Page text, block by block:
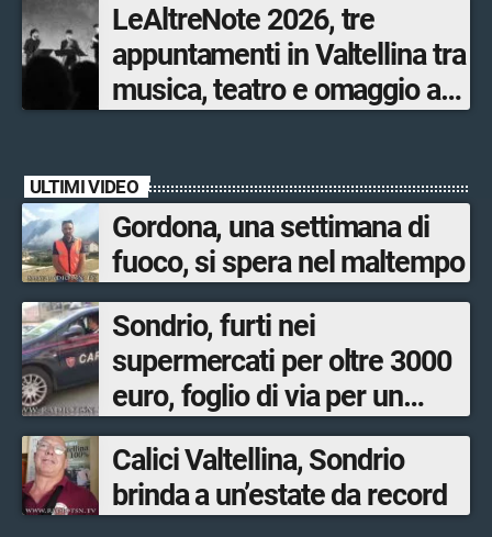
LeAltreNote 2026, tre
appuntamenti in Valtellina tra
musica, teatro e omaggio a
ULTIMI VIDEO
Gordona, una settimana di
fuoco, si spera nel maltempo
Sondrio, furti nei
supermercati per oltre 3000
euro, foglio di via per un
ventinovenne
Calici Valtellina, Sondrio
brinda a un’estate da record